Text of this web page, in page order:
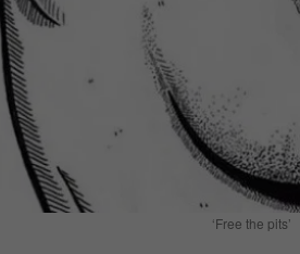
‘Free the pits’